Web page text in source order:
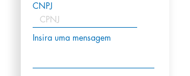
CNPJ
Insira uma mensagem